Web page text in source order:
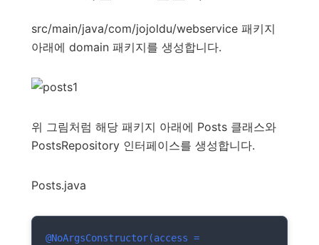
src/main/java/com/jojoldu/webservice 패키지
아래에 domain 패키지를 생성합니다.
위 그림처럼 해당 패키지 아래에 Posts 클래스와
PostsRepository 인터페이스를 생성합니다.
Posts.java
@NoArgsConstructor(access =